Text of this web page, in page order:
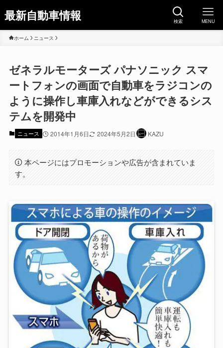
最新自動車情報 検索 MENU
ホーム ニュース
ゼネラルモーターズ パナソニック スマ
ートフォンの画面で自動車をラジコンの
ように操作し車庫入れなどができるシス
テムを開発中
ニュース 2014年1月6日 2024年5月2日 KAZU
本ページにはプロモーションや広告が含まれていま
す。